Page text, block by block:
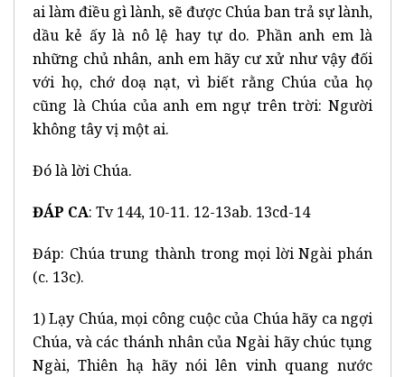
ai làm điều gì lành, sẽ được Chúa ban trả sự lành,
dầu kẻ ấy là nô lệ hay tự do. Phần anh em là
những chủ nhân, anh em hãy cư xử như vậy đối
với họ, chớ doạ nạt, vì biết rằng Chúa của họ
cũng là Chúa của anh em ngự trên trời: Người
không tây vị một ai.
Đó là lời Chúa.
ĐÁP CA: Tv 144, 10-11. 12-13ab. 13cd-14
Đáp: Chúa trung thành trong mọi lời Ngài phán
(c. 13c).
1) Lạy Chúa, mọi công cuộc của Chúa hãy ca ngợi
Chúa, và các thánh nhân của Ngài hãy chúc tụng
Ngài, Thiên hạ hãy nói lên vinh quang nước